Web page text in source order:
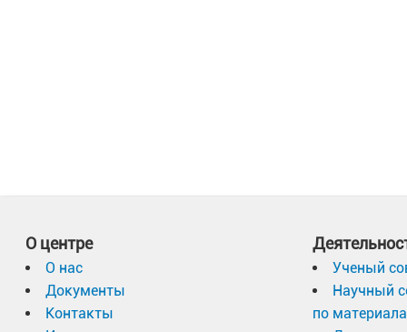
О центре
О нас
Документы
Контакты
Ученый
Научный
по